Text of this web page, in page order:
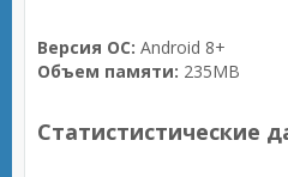
Версия ОС: Android 8+
Объем памяти: 235MB
Статистистические